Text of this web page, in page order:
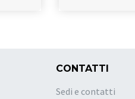
CONTATTI
Sedi e contatti